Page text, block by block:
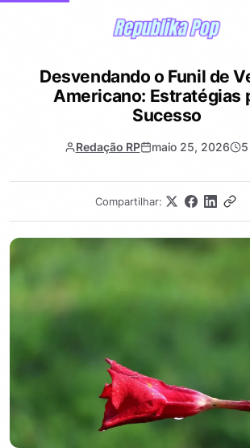
Desvendando o Funil de
Americano: Estratégias
Sucesso
Redação RP maio 25, 2026 5
Compartilhar: